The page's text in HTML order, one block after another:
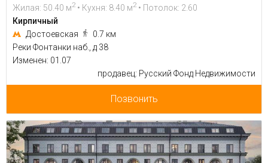
Жилая: 50.40 м2 • Кухня: 8.40 м2 • Потолок: 2.60
Кирпичный
Достоевская
0.7 км
Реки Фонтанки наб., д 38
Изменен: 01.07
продавец: Русский Фонд Недвижимости
Позвонить